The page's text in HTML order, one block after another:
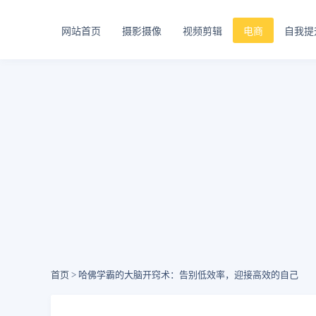
网站首页 摄影摄像 视频剪辑 电商 自我
首页 > 哈佛学霸的大脑开窍术：告别低效率，迎接高效的自己